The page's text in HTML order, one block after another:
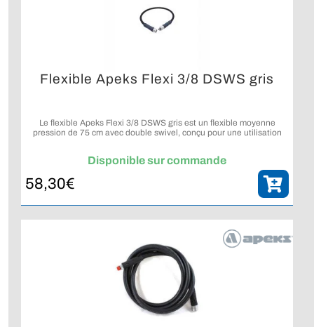
Flexible Apeks Flexi 3/8 DSWS gris
Le flexible Apeks Flexi 3/8 DSWS gris est un flexible moyenne
pression de 75 cm avec double swivel, conçu pour une utilisation
Disponible sur commande
58,30€